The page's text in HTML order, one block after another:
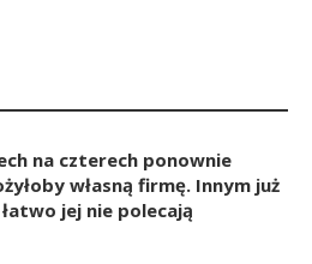
na czterech ponownie
własną firmę. Innym już
jej nie polecają